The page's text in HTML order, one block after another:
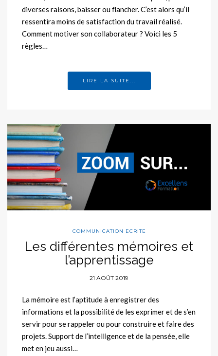
diverses raisons, baisser ou flancher. C’est alors qu’il
ressentira moins de satisfaction du travail réalisé.
Comment motiver son collaborateur ? Voici les 5
règles…
LIRE LA SUITE...
COMMUNICATION ECRITE
Les différentes mémoires et
l’apprentissage
21 AOÛT 2019
La mémoire est l’aptitude à enregistrer des
informations et la possibilité de les exprimer et de s’en
servir pour se rappeler ou pour construire et faire des
projets. Support de l’intelligence et de la pensée, elle
met en jeu aussi…